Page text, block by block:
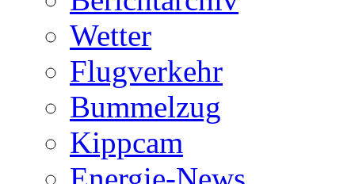
Wetter
Flugverkehr
Bummelzug
Kippcam